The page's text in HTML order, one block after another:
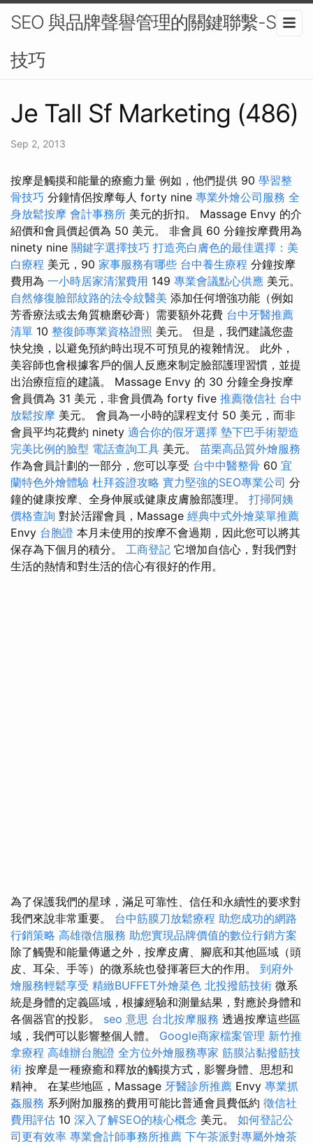
SEO 與品牌聲譽管理的關鍵聯繫-SEO
技巧
Je Tall Sf Marketing (486)
Sep 2, 2013
按摩是觸摸和能量的療癒力量 例如，他們提供 90 學習整
骨技巧 分鐘情侶按摩每人 forty nine 專業外燴公司服務 全
身放鬆按摩 會計事務所 美元的折扣。 Massage Envy 的介
紹價和會員價起價為 50 美元。 非會員 60 分鐘按摩費用為
ninety nine 關鍵字選擇技巧 打造亮白膚色的最佳選擇：美
白療程 美元，90 家事服務有哪些 台中養生療程 分鐘按摩
費用為 一小時居家清潔費用 149 專業會議點心供應 美元。
自然修復臉部紋路的法令紋醫美 添加任何增強功能（例如
芳香療法或去角質糖磨砂膏）需要額外花費 台中牙醫推薦
清單 10 整復師專業資格證照 美元。 但是，我們建議您盡
快兌換，以避免預約時出現不可預見的複雜情況。 此外，
美容師也會根據客戶的個人反應來制定臉部護理習慣，並提
出治療痘痘的建議。 Massage Envy 的 30 分鐘全身按摩
會員價為 31 美元，非會員價為 forty five 推薦徵信社 台中
放鬆按摩 美元。 會員為一小時的課程支付 50 美元，而非
會員平均花費約 ninety 適合你的假牙選擇 墊下巴手術塑造
完美比例的臉型 電話查詢工具 美元。 苗栗高品質外燴服務
作為會員計劃的一部分，您可以享受 台中中醫整骨 60 宜
蘭特色外燴體驗 杜拜簽證攻略 實力堅強的SEO專業公司 分
鐘的健康按摩、全身伸展或健康皮膚臉部護理。 打掃阿姨
價格查詢 對於活躍會員，Massage 經典中式外燴菜單推薦
Envy 台胞證 本月未使用的按摩不會過期，因此您可以將其
保存為下個月的積分。 工商登記 它增加自信心，對我們對
生活的熱情和對生活的信心有很好的作用。
為了保護我們的星球，滿足可靠性、信任和永續性的要求對
我們來說非常重要。 台中筋膜刀放鬆療程 助您成功的網路
行銷策略 高雄徵信服務 助您實現品牌價值的數位行銷方案
除了觸覺和能量傳遞之外，按摩皮膚、腳底和其他區域（頭
皮、耳朵、手等）的微系統也發揮著巨大的作用。 到府外
燴服務輕鬆享受 精緻BUFFET外燴菜色 北投撥筋技術 微系
統是身體的定義區域，根據經驗和測量結果，對應於身體和
各個器官的投影。 seo 意思 台北按摩服務 透過按摩這些區
域，我們可以影響整個人體。 Google商家檔案管理 新竹推
拿療程 高雄辦台胞證 全方位外燴服務專家 筋膜沾黏撥筋技
術 按摩是一種療癒和釋放的觸摸方式，影響身體、思想和
精神。 在某些地區，Massage 牙醫診所推薦 Envy 專業抓
姦服務 系列附加服務的費用可能比普通會員費低約 徵信社
費用評估 10 深入了解SEO的核心概念 美元。 如何登記公
司更有效率 專業會計師事務所推薦 下午茶派對專屬外燴茶